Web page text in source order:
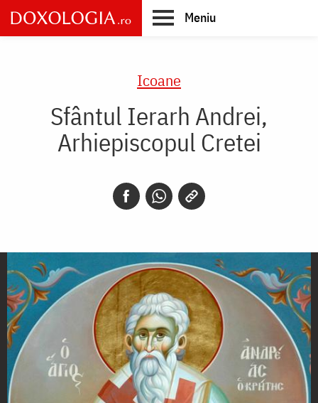
Skip
to
main
Meniu
Icoane
Sfântul Ierarh Andrei,
Arhiepiscopul Cretei